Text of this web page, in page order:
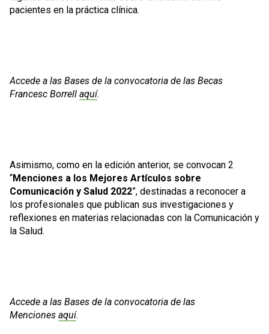
pacientes en la práctica clínica.
Accede a las Bases de la convocatoria de las Becas
Francesc Borrell aquí.
Asimismo, como en la edición anterior, se convocan 2
“Menciones a los Mejores Artículos sobre
Comunicación y Salud 2022”, destinadas a reconocer a
los profesionales que publican sus investigaciones y
reflexiones en materias relacionadas con la Comunicación y
la Salud.
Accede a las Bases de la convocatoria de las
Menciones aquí.